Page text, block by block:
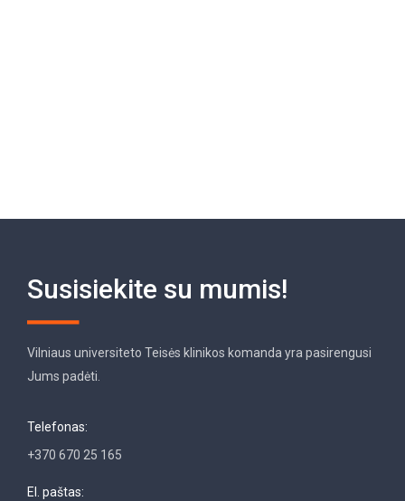
Susisiekite su mumis!
Vilniaus universiteto Teisės klinikos komanda yra pasirengusi
Jums padėti.
Telefonas:
+370 670 25 165
El. paštas: